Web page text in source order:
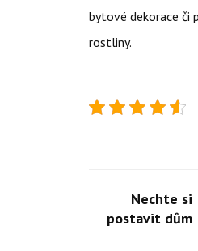
bytové dekorace či
rostliny.
Nechte si
postavit dům